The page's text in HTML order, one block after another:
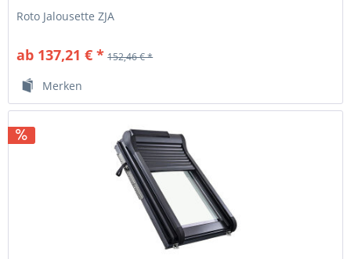
Roto Jalousette ZJA
ab 137,21 € * 152,46 € *
Merken